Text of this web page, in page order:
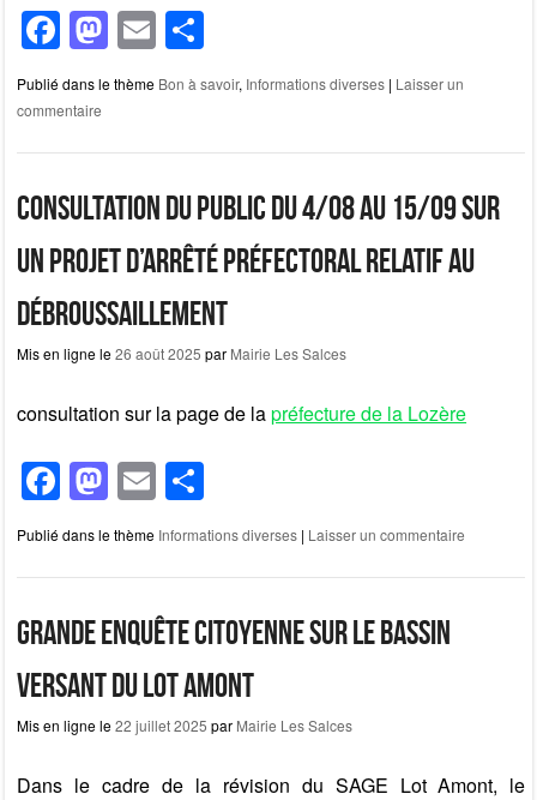
F
a
c
e
b
o
o
k
M
a
st
o
d
o
n
E
m
ail
ar
ta
g
er
Publié dans le thème Bon à savoir, Informations diverses | Laisser un
commentaire
Consultation du public du 4/08 au 15/09 sur
un projet d’arrêté préfectoral relatif au
débroussaillement
Mis en ligne le26 août 2025 par Mairie Les Salces
consultation sur la page de lapréfecture de la Lozère
F
a
c
e
b
o
o
k
M
a
st
o
d
o
n
E
m
ail
ar
ta
g
er
Publié dans le thème Informations diverses | Laisser un commentaire
Grande enquête citoyenne sur le bassin
versant du Lot Amont
Mis en ligne le22 juillet 2025 par Mairie Les Salces
Dans le cadre de la révision du SAGE Lot Amont, le